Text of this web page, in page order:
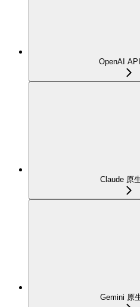
OpenAI
Claude 原
Gemini 原